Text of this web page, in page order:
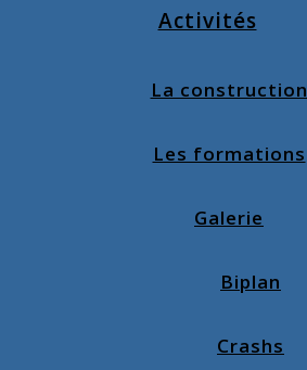
Activités
La construction
Les formations
Galerie
Biplan
Crashs